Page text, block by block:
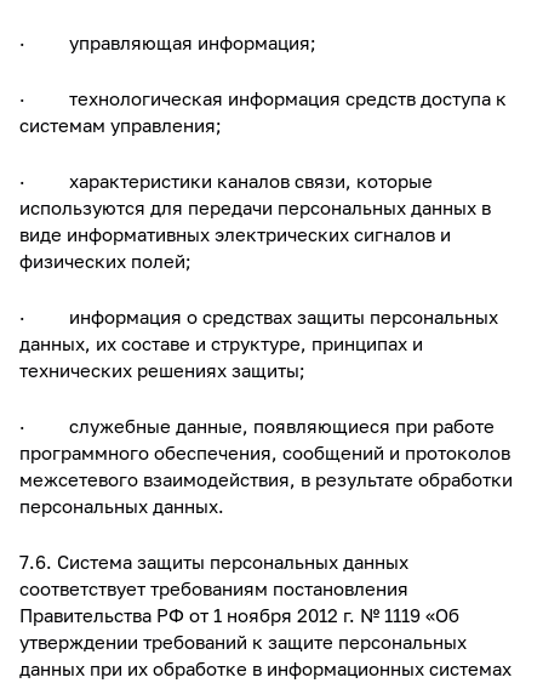
· управляющая информация;
· технологическая информация средств доступа к
системам управления;
· характеристики каналов связи, которые
используются для передачи персональных данных в
виде информативных электрических сигналов и
физических полей;
· информация о средствах защиты персональных
данных, их составе и структуре, принципах и
технических решениях защиты;
· служебные данные, появляющиеся при работе
программного обеспечения, сообщений и протоколов
межсетевого взаимодействия, в результате обработки
персональных данных.
7.6. Система защиты персональных данных
соответствует требованиям постановления
Правительства РФ от 1 ноября 2012 г. № 1119 «Об
утверждении требований к защите персональных
данных при их обработке в информационных системах